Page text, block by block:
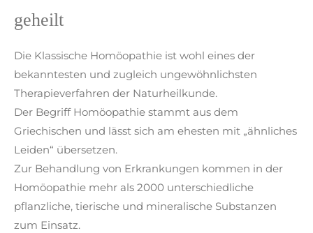
geheilt
Die Klassische Homöopathie ist wohl eines der
bekanntesten und zugleich ungewöhnlichsten
Therapieverfahren der Naturheilkunde.
Der Begriff Homöopathie stammt aus dem
Griechischen und lässt sich am ehesten mit „ähnliches
Leiden“ übersetzen.
Zur Behandlung von Erkrankungen kommen in der
Homöopathie mehr als 2000 unterschiedliche
pflanzliche, tierische und mineralische Substanzen
zum Einsatz.